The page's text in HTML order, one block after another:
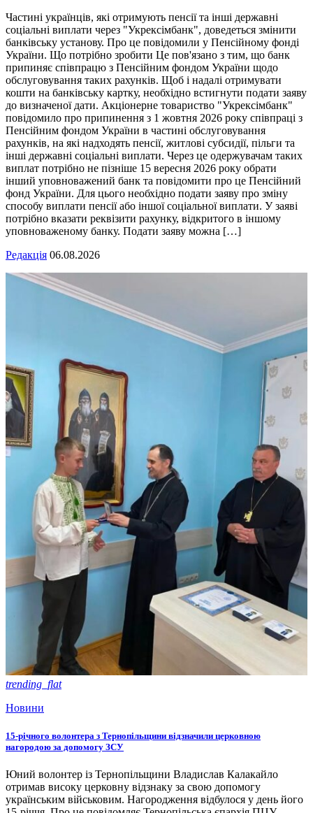
Частині українців, які отримують пенсії та інші державні
соціальні виплати через "Укрексімбанк", доведеться змінити
банківську установу. Про це повідомили у Пенсійному фонді
України. Що потрібно зробити Це пов'язано з тим, що банк
припиняє співпрацю з Пенсійним фондом України щодо
обслуговування таких рахунків. Щоб і надалі отримувати
кошти на банківську картку, необхідно встигнути подати заяву
до визначеної дати. Акціонерне товариство "Укрексімбанк"
повідомило про припинення з 1 жовтня 2026 року співпраці з
Пенсійним фондом України в частині обслуговування
рахунків, на які надходять пенсії, житлові субсидії, пільги та
інші державні соціальні виплати. Через це одержувачам таких
виплат потрібно не пізніше 15 вересня 2026 року обрати
інший уповноважений банк та повідомити про це Пенсійний
фонд України. Для цього необхідно подати заяву про зміну
способу виплати пенсії або іншої соціальної виплати. У заяві
потрібно вказати реквізити рахунку, відкритого в іншому
уповноваженому банку. Подати заяву можна […]
Редакція 06.08.2026
trending_flat
Новини
15-річного волонтера з Тернопільщини відзначили церковною
нагородою за допомогу ЗСУ
Юний волонтер із Тернопільщини Владислав Калакайло
отримав високу церковну відзнаку за свою допомогу
українським військовим. Нагородження відбулося у день його